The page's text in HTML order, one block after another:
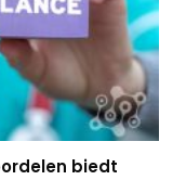
biedt